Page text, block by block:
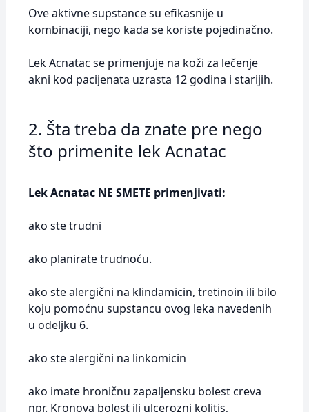
Ove aktivne supstance su efikasnije u
kombinaciji, nego kada se koriste pojedinačno.
Lek Acnatac se primenjuje na koži za lečenje
akni kod pacijenata uzrasta 12 godina i starijih.
2. Šta treba da znate pre nego
što primenite lek Acnatac
Lek Acnatac NE SMETE primenjivati:
ako ste trudni
ako planirate trudnoću.
ako ste alergični na klindamicin, tretinoin ili bilo
koju pomoćnu supstancu ovog leka navedenih
u odeljku 6.
ako ste alergični na linkomicin
ako imate hroničnu zapaljensku bolest creva
npr. Kronova bolest ili ulcerozni kolitis,